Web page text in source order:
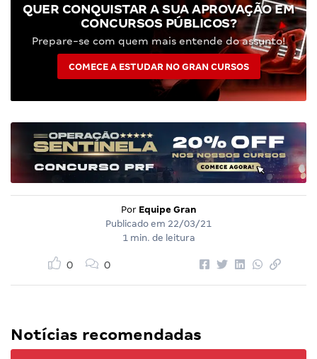
QUER CONQUISTAR A SUA APROVAÇÃO EM
CONCURSOS PÚBLICOS?
Prepare-se com quem mais entende do assunto!
COMECE A ESTUDAR NO GRAN CURSOS
Por Equipe Gran
Publicado em 22/03/21
1 min. de leitura
0 0
Notícias recomendadas